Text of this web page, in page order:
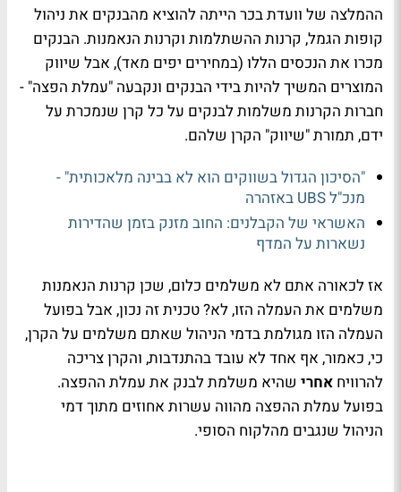
ההמלצה של וועדת בכר הייתה להוציא מהבנקים את ניהול
קופות הגמל, קרנות ההשתלמות וקרנות הנאמנות. הבנקים
מכרו את הנכסים הללו (במחירים יפים מאד), אבל שיווק
המוצרים המשיך להיות בידי הבנקים ונקבעה "עמלת הפצה" -
חברות הקרנות משלמות לבנקים על כל קרן שנמכרת על
ידם, תמורת "שיווק" הקרן שלהם.
"הסיכון הגדול בשווקים הוא לא בבינה מלאכותית" -
מנכ"ל UBS באזהרה
האשראי של הקבלנים: החוב מזנק בזמן שהדירות
נשארות על המדף
אז לכאורה אתם לא משלמים כלום, שכן קרנות הנאמנות
משלמים את העמלה הזו, לא? טכנית זה נכון, אבל בפועל
העמלה הזו מגולמת בדמי הניהול שאתם משלמים על הקרן,
כי, כאמור, אף אחד לא עובד בהתנדבות, והקרן צריכה
להרוויח אחרי שהיא משלמת לבנק את עמלת ההפצה.
בפועל עמלת ההפצה מהווה עשרות אחוזים מתוך דמי
הניהול שנגבים מהלקוח הסופי.